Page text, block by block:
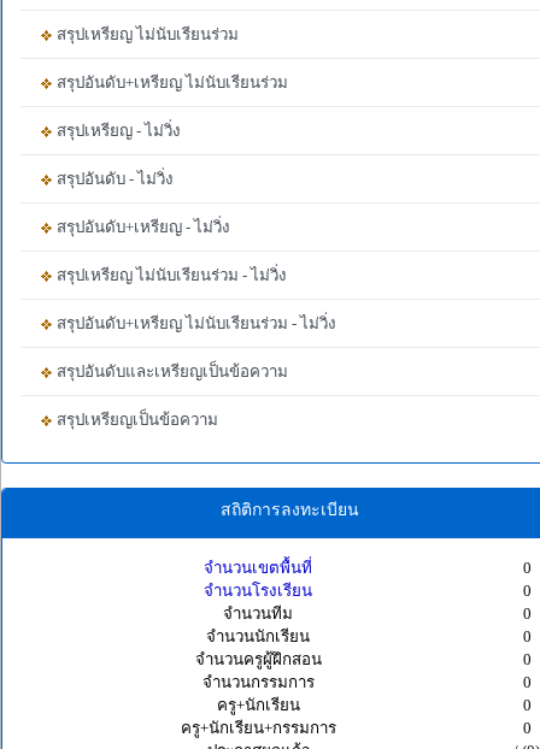
สรุปเหรียญ ไม่นับเรียนร่วม
สรุปอันดับ+เหรียญ ไม่นับเรียนร่วม
สรุปเหรียญ - ไม่วิ่ง
สรุปอันดับ - ไม่วิ่ง
สรุปอันดับ+เหรียญ - ไม่วิ่ง
สรุปเหรียญ ไม่นับเรียนร่วม - ไม่วิ่ง
สรุปอันดับ+เหรียญ ไม่นับเรียนร่วม - ไม่วิ่ง
สรุปอันดับและเหรียญเป็นข้อความ
สรุปเหรียญเป็นข้อความ
สถิติการลงทะเบียน
จำนวนเขตพื้นที่
0
จำนวนโรงเรียน
0
จำนวนทีม
0
จำนวนนักเรียน
0
จำนวนครูผู้ฝึกสอน
0
จำนวนกรรมการ
0
ครู+นักเรียน
0
ครู+นักเรียน+กรรมการ
0